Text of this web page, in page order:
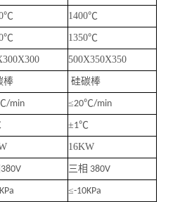
℃ 1400℃
℃ 1350℃
500X350X350
棒 硅碳棒
/min ≤20℃/min
±1℃
16KW
380V 三相 380V
≤-10KPa